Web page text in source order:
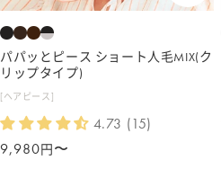
パパッとピース ショート人毛MIX(ク
リップタイプ)
[ヘアピース]
4.73 (15)
通
9,980円〜